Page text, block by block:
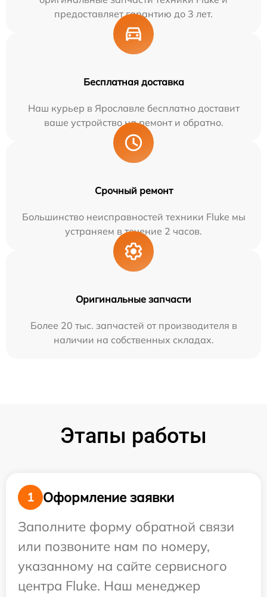
предоставляет гарантию до 3 лет.
Бесплатная доставка
Наш курьер в Ярославле бесплатно доставит
ваше устройство на ремонт и обратно.
Срочный ремонт
Большинство неисправностей техники Fluke мы
устраняем в течение 2 часов.
Оригинальные запчасти
Более 20 тыс. запчастей от производителя в
наличии на собственных складах.
Этапы работы
1
Оформление заявки
Заполните форму обратной связи
или позвоните нам по номеру,
указанному на сайте сервисного
центра Fluke. Наш менеджер